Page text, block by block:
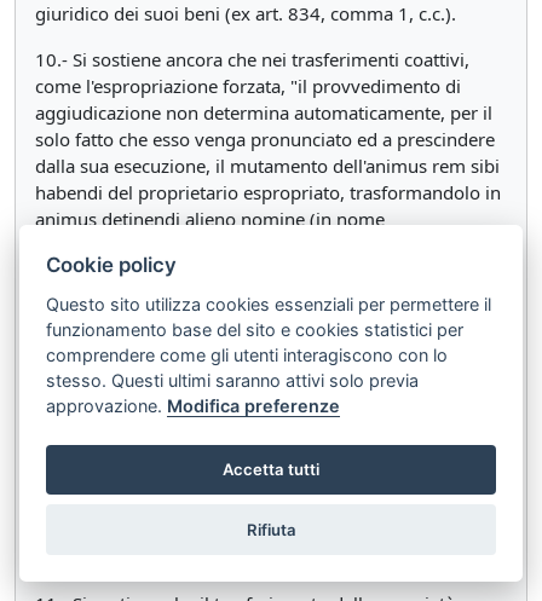
giuridico dei suoi beni (ex art. 834, comma 1, c.c.).
10.- Si sostiene ancora che nei trasferimenti coattivi,
come l'espropriazione forzata, "il provvedimento di
aggiudicazione non determina automaticamente, per il
solo fatto che esso venga pronunciato ed a prescindere
dalla sua esecuzione, il mutamento dell'animus rem sibi
habendi del proprietario espropriato, trasformandolo in
animus detinendi alieno nomine (in nome
4079 del 1968), con la conseguenza che
l'aggiudicazione trasferisce la proprietà e non il
possesso.
10.1.- Si tratta, tuttavia, di vicende coattive non
comparabili tra loro: l'espropriazione per pubblica utilità
dà luogo - come si è detto - ad un acquisto a titolo
originario con gli effetti che si sono illustrati, mentre
l'espropriazione forzata dà luogo ad un acquisto a titolo
del 2017), rispetto al quale l'art. 2919 c.c. fa comunque
Cookie policy
Questo sito utilizza cookies essenziali per permettere il
funzionamento base del sito e cookies statistici per
comprendere come gli utenti interagiscono con lo
stesso. Questi ultimi saranno attivi solo previa
approvazione. Modifica preferenze
Accetta tutti
Rifiuta